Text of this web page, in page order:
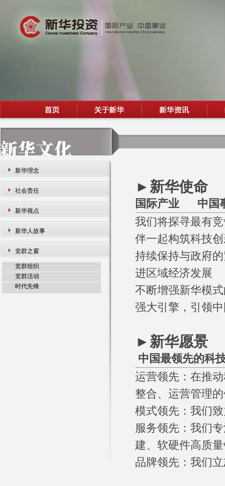
新华理念
社会责任
新华视点
新华人故事
党群之窗
党群组织
党群活动
时代先锋
► 新华使命
国际产业 中国
我们将探寻最有
伴一起构筑科技
持续保持与政府
进区域经济发展
不断增强新华模
强大引擎，引领
► 新华愿景
中国最领先的科
运营领先：在推
整合、运营管理
模式领先：我们
服务领先：我们
建、软硬件高质
品牌领先：我们